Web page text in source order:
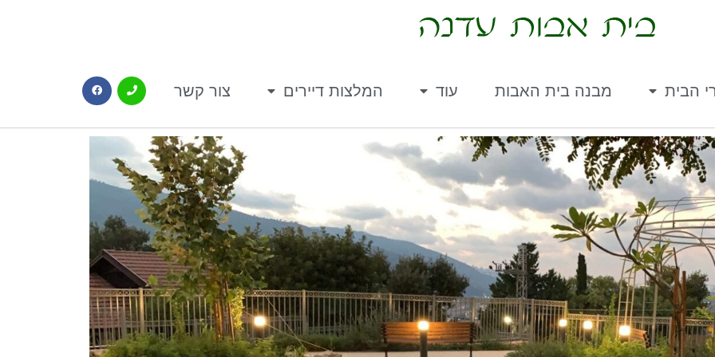
הבית מבנה בית האבות עוד המלצות דיירים צור קשר